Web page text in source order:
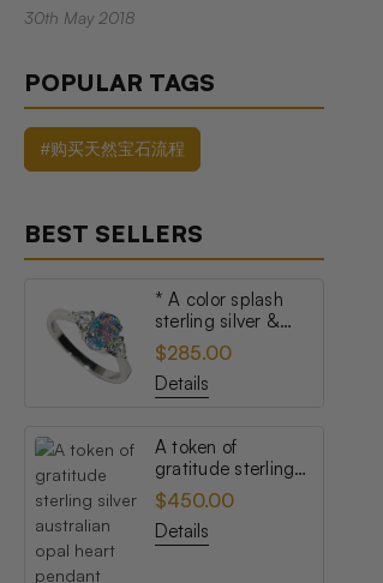
30th May 2018
POPULAR TAGS
#购买天然宝石流程
BEST SELLERS
* A color splash
sterling silver &
topaz australian
opal ring
$285.00
Details
A token of
gratitude sterling
silver australian
opal heart pendant
$450.00
Details